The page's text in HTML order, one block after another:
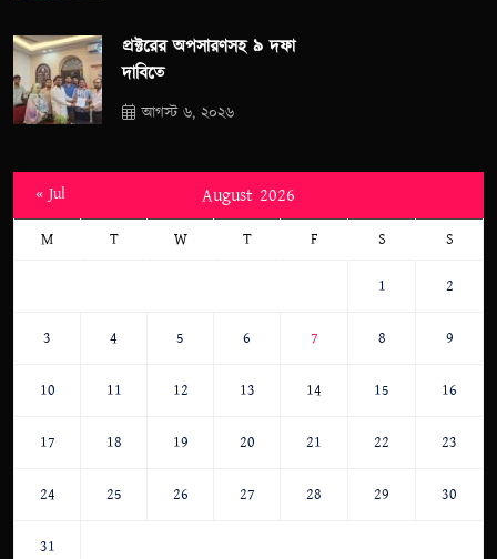
প্রক্টরের অপসারণসহ ৯ দফা
দাবিতে
আগস্ট ৬, ২০২৬
August 2026
M T W T F S S
1 2
3 4 5 6 7 8 9
10 11 12 13 14 15 16
17 18 19 20 21 22 23
24 25 26 27 28 29 30
31
« Jul